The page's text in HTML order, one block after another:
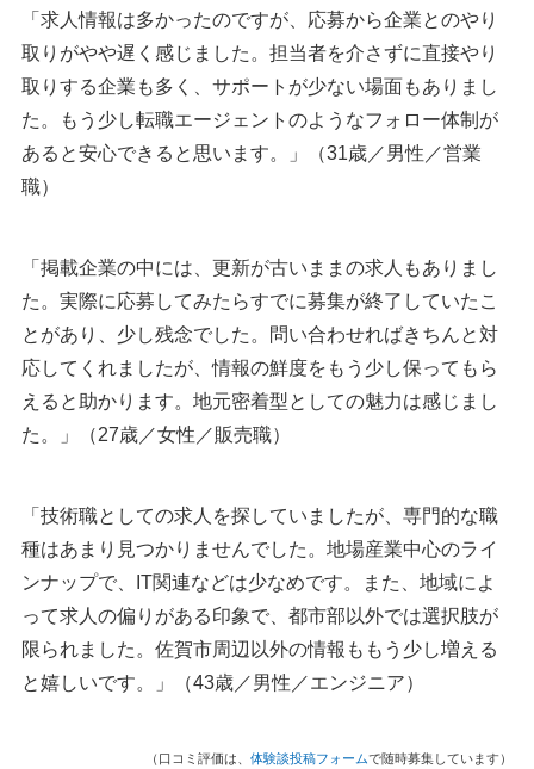
「求人情報は多かったのですが、応募から企業とのやり
取りがやや遅く感じました。担当者を介さずに直接やり
取りする企業も多く、サポートが少ない場面もありまし
た。もう少し転職エージェントのようなフォロー体制が
あると安心できると思います。」（31歳／男性／営業
職）
「掲載企業の中には、更新が古いままの求人もありまし
た。実際に応募してみたらすでに募集が終了していたこ
とがあり、少し残念でした。問い合わせればきちんと対
応してくれましたが、情報の鮮度をもう少し保ってもら
えると助かります。地元密着型としての魅力は感じまし
た。」（27歳／女性／販売職）
「技術職としての求人を探していましたが、専門的な職
種はあまり見つかりませんでした。地場産業中心のライ
ンナップで、IT関連などは少なめです。また、地域によ
って求人の偏りがある印象で、都市部以外では選択肢が
限られました。佐賀市周辺以外の情報ももう少し増える
と嬉しいです。」（43歳／男性／エンジニア）
（口コミ評価は、 体験談投稿フォームで随時募集しています）